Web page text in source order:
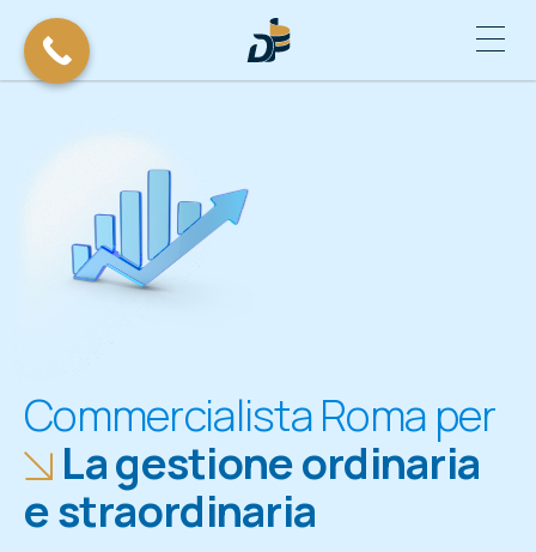
Commercialista Roma per
La gestione ordinaria
e straordinaria
La crescita
un’attività
La gestione ordinaria
e straordinaria